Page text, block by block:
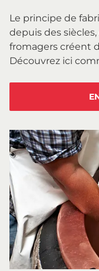
Le principe de
depuis des
fromagers créent
Découvrez ici